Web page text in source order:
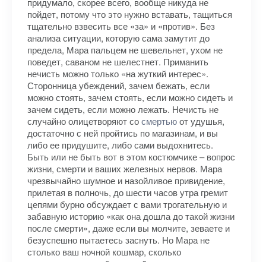
пойдет, потому что это нужно вставать, тащиться
тщательно взвесить все «за» и «против». Без
анализа ситуации, которую сама замутит до
предела, Мара пальцем не шевельнет, ухом не
поведет, саваном не шелестнет. Приманить
нечисть можно только «на жуткий интерес».
Сторонница убеждений, зачем бежать, если
можно стоять, зачем стоять, если можно сидеть и
зачем сидеть, если можно лежать. Нечисть не
случайно олицетворяют сосмертьюот удушья,
достаточно с ней пройтись по магазинам, и вы
либо ее придушите, либо сами выдохнитесь.
Быть или не быть вот в этом костюмчике – вопрос
жизни, смерти и ваших железных нервов. Мара
чрезвычайно шумное и назойливое привидение,
прилетая в полночь, до шести часов утра гремит
цепями бурно обсуждает с вами трогательную и
забавную историю «как она дошла до такой жизни
после смерти», даже если вы молчите, зеваете и
безуспешно пытаетесь заснуть. Но Мара не
столько ваш ночной кошмар, сколько